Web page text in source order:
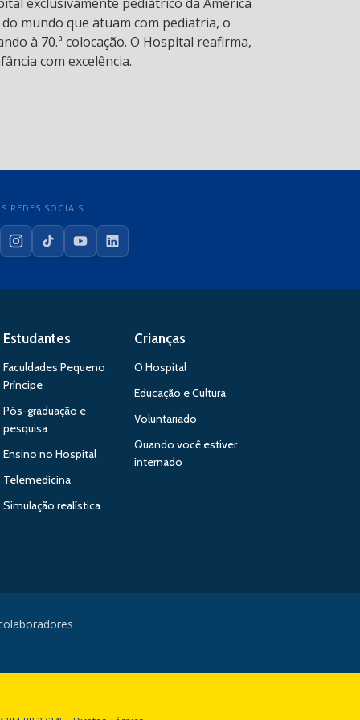
mundo que atuam com pediatria, o
à 70.ª colocação. O Hospital reafirma,
com excelência.
REDES SOCIAIS
Instagram
TikTokYouTubeLinkedIn
Estudantes
Faculdades Pequeno
Príncipe
Pós-graduação e
pesquisa
Ensino no Hospital
Telemedicina
Simulação realística
Crianças
O Hospital
Educação e Cultura
Voluntariado
Quando você estiver
internado